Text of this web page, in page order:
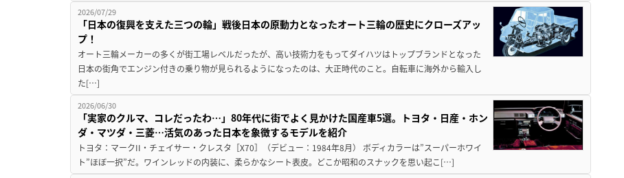
2026/07/29
「日本の復興を支えた三つの輪」戦後日本の原動力となったオート三輪の歴史にクローズアッ
プ！
オート三輪メーカーの多くが街工場レベルだったが、高い技術力をもってダイハツはトップブランドとなった
日本の街角でエンジン付きの乗り物が見られるようになったのは、大正時代のこと。自転車に海外から輸入し
た[…]
2026/06/30
「実家のクルマ、コレだったわ…」80年代に街でよく見かけた国産車5選。トヨタ・日産・ホン
ダ・マツダ・三菱…活気のあった日本を象徴するモデルを紹介
トヨタ：マークII・チェイサー・クレスタ［X70］（デビュー：1984年8月） ボディカラーは”スーパーホワイ
ト”ほぼ一択”だ。ワインレッドの内装に、柔らかなシート表皮。どこか昭和のスナックを思い起こ[…]